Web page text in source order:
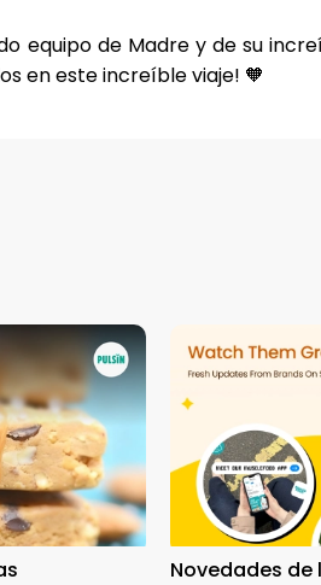
equipo de Madre y de su
en este increíble viaje! 🧡
Novedades de